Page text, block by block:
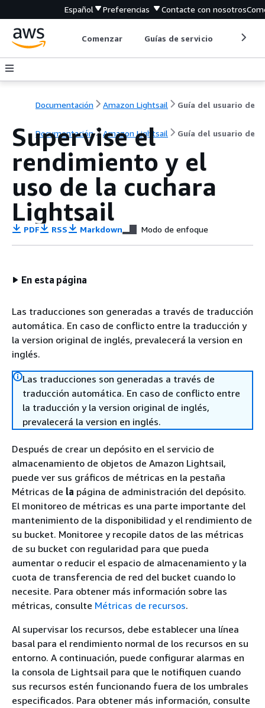
Español Preferencias Contacte con nosotros
Comenzar Guías de servicio
Documentación Amazon Lightsail Guía del usuario de
Documentación Amazon Lightsail Guía del usuario de
Supervise el
rendimiento y el
uso de la cuchara
Lightsail
PDF RSS Markdown Modo de enfoque
En esta página
Las traducciones son generadas a través de traducción
automática. En caso de conflicto entre la traducción y
la version original de inglés, prevalecerá la version en
inglés.
Las traducciones son generadas a través de
traducción automática. En caso de conflicto entre
la traducción y la version original de inglés,
prevalecerá la version en inglés.
Después de crear un depósito en el servicio de
almacenamiento de objetos de Amazon Lightsail,
puede ver sus gráficos de métricas en la pestaña
Métricas de la página de administración del depósito.
El monitoreo de métricas es una parte importante del
mantenimiento de la disponibilidad y el rendimiento de
su bucket. Monitoree y recopile datos de las métricas
de su bucket con regularidad para que pueda
aumentar o reducir el espacio de almacenamiento y la
cuota de transferencia de red del bucket cuando lo
necesite. Para obtener más información sobre las
métricas, consulte Métricas de recursos.
Al supervisar los recursos, debe establecer una línea
basal para el rendimiento normal de los recursos en su
entorno. A continuación, puede configurar alarmas en
la consola de Lightsail para que le notifiquen cuando
sus recursos estén funcionando fuera de los umbrales
especificados. Para obtener más información, consulte